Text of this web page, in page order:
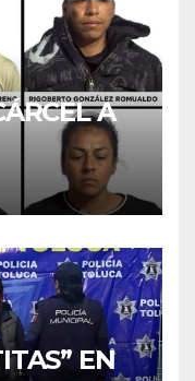
A
EN